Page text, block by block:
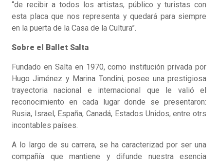
“de recibir a todos los artistas, público y turistas con
esta placa que nos representa y quedará para siempre
en la puerta de la Casa de la Cultura”.
Sobre el Ballet Salta
Fundado en Salta en 1970, como institución privada por
Hugo Jiménez y Marina Tondini, posee una prestigiosa
trayectoria nacional e internacional que le valió el
reconocimiento en cada lugar donde se presentaron:
Rusia, Israel, España, Canadá, Estados Unidos, entre otrs
incontables países.
A lo largo de su carrera, se ha caracterizad por ser una
compañía que mantiene y difunde nuestra esencia